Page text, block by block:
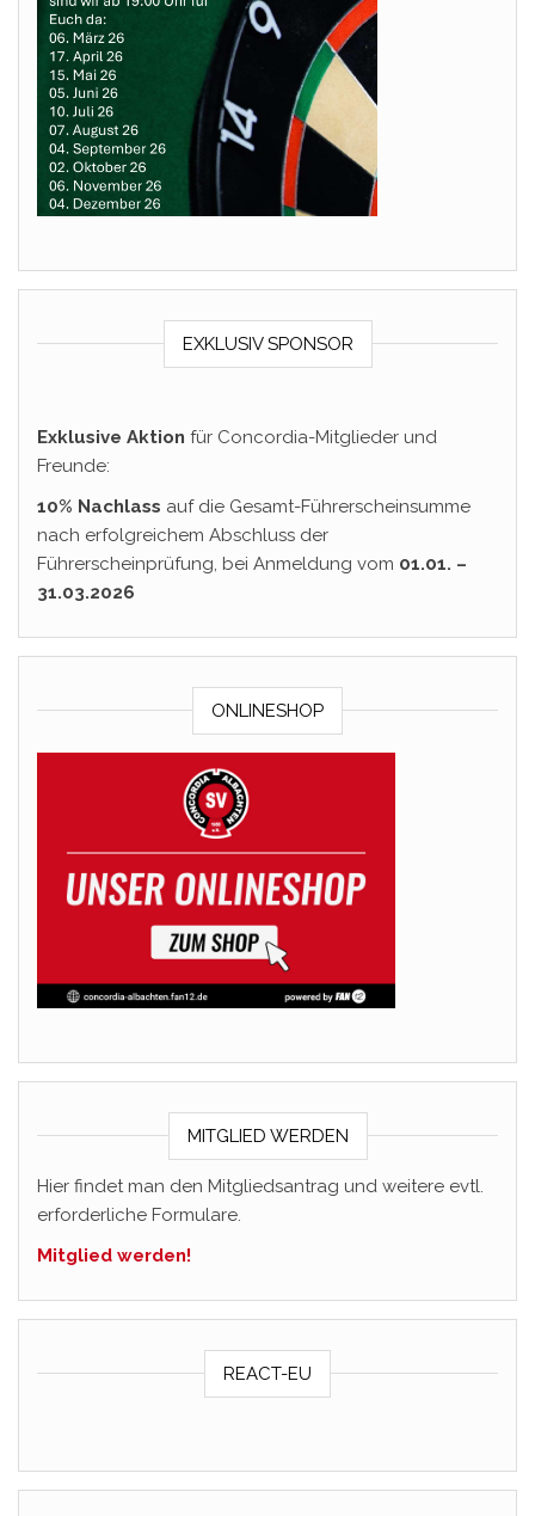
EXKLUSIV SPONSOR
Exklusive Aktion für Concordia-Mitglieder und
Freunde:
10% Nachlass auf die Gesamt-Führerscheinsumme
nach erfolgreichem Abschluss der
Führerscheinprüfung, bei Anmeldung vom 01.01. –
31.03.2026
ONLINESHOP
MITGLIED WERDEN
Hier findet man den Mitgliedsantrag und weitere evtl.
erforderliche Formulare.
Mitglied werden!
REACT-EU